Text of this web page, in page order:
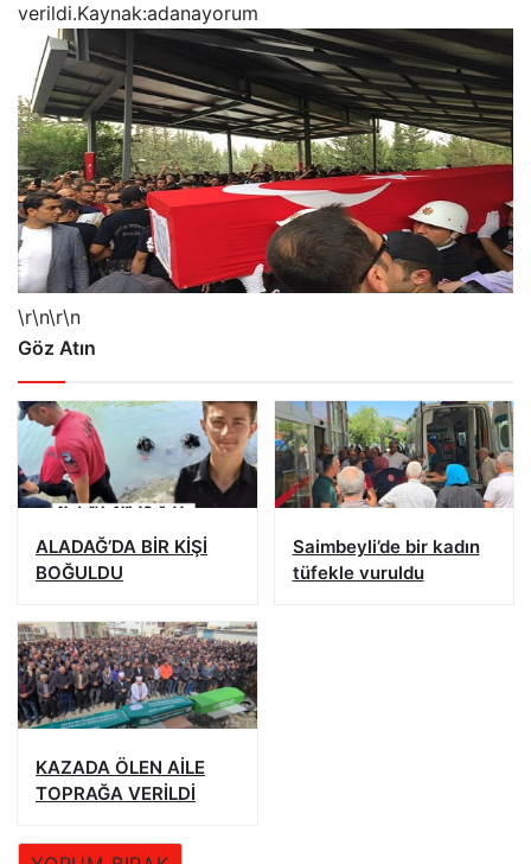
verildi.Kaynak:adanayorum
\r\n\r\n
Göz Atın
ALADAĞ’DA BİR KİŞİ
BOĞULDU
Saimbeyli’de bir kadın
tüfekle vuruldu
KAZADA ÖLEN AİLE
TOPRAĞA VERİLDİ